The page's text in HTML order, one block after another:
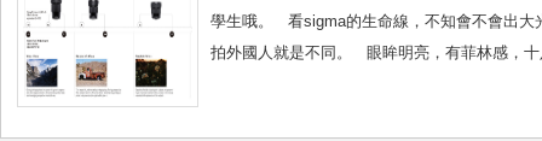
學生哦。 看sigma的生命線，不知會不會出
拍外國人就是不同。 眼眸明亮，有菲林感，